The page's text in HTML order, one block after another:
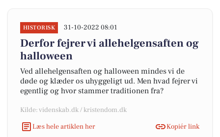
HISTORISK 31-10-2022 08:01
Derfor fejrer vi allehelgensaften og
halloween
Ved allehelgensaften og halloween mindes vi de
døde og klæder os uhyggeligt ud. Men hvad fejrer vi
egentlig og hvor stammer traditionen fra?
Kilde: videnskab.dk / kristendom.dk
Læs hele artiklen her
Kopiér link